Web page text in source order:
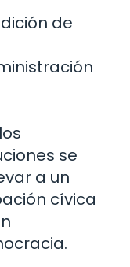
de
se
a un
cívica